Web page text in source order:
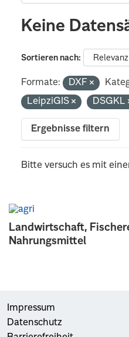
Landwirtschaft,
Nahrungsmittel
Keine
Sortieren nach
Formate: DXF
LeipziGIS
DSGKL
Ergebnisse filtern
Bitte versuch es mit
Impressum
Datenschutz